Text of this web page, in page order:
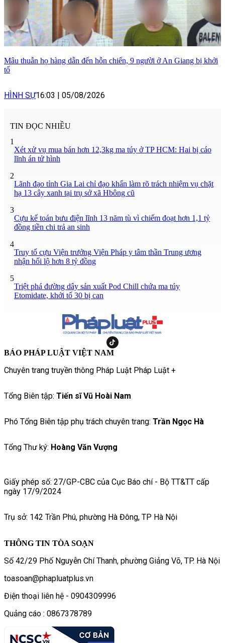
Mâu thuẫn họ hàng dẫn đến hỗn chiến, 9 người ở An Giang bị khởi
tố
HÌNH SỰ16:03 05/08/2026
TIN ĐỌC NHIỀU
1
Xét xử vụ mua bán hơn 12,3kg ma túy ở TP HCM: Hai bị cáo
lĩnh án tử hình
2
Lãnh đạo tỉnh Gia Lai chỉ đạo khẩn làm rõ trách nhiệm vụ chặt
hạ 13 cây xanh tại trụ sở xã Hbông cũ
3
Cựu kế toán bưu điện lĩnh 13 năm tù vì chiếm đoạt hơn 1,1 tỷ
đồng tiền chi trả an sinh
4
Truy tố cựu Viện trưởng Viện Pháp y tâm thần Trung ương
nhận hối lộ hơn 8 tỷ đồng
5
Triệt phá đường dây sản xuất Pod Chill chứa ma túy
Etomidate, khởi tố 30 bị can
BÁO PHÁP LUẬT VIỆT NAM
Chuyên trang truyền thông Pháp Luật Pháp Luật +
Tổng Biên tập: Tiến sĩ Vũ Hoài Nam
Phó Tổng Biên tập phụ trách chuyên trang: Trần Ngọc Hà
Tổng Thư ký: Hoàng Văn Vượng
Giấy phép số: 27/GP-CBC của Cục Báo chí - Bộ TT&TT cấp
ngày 17/9/2024
Trụ sở: 142 Trần Phú, phường Hà Đông, TP Hà Nội
THÔNG TIN TÒA SOẠN
Số 42/29 Phố Nguyễn Chí Thanh, phường Giảng Võ, TP. Hà Nội
toasoan@phapluatplus.vn
Điện thoại liên hệ - 0904309996
Quảng cáo : 0867378789